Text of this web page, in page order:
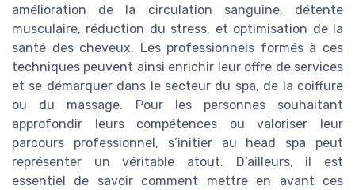
amélioration de la circulation sanguine, détente
musculaire, réduction du stress, et optimisation de la
santé des cheveux. Les professionnels formés à ces
techniques peuvent ainsi enrichir leur offre de services
et se démarquer dans le secteur du spa, de la coiffure
ou du massage. Pour les personnes souhaitant
approfondir leurs compétences ou valoriser leur
parcours professionnel, s’initier au head spa peut
représenter un véritable atout. D’ailleurs, il est
essentiel de savoir comment mettre en avant ces